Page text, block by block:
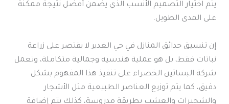
يتم اختيار التصميم الأنسب الذي يضمن أفضل نتيجة ممكنة
على المدى الطويل.
إن تنسيق حدائق المنازل في حي الغدير لا يقتصر على زراعة
نباتات فقط، بل هو عملية هندسية وجمالية متكاملة، وتعمل
شركة البساتين الخضراء على تنفيذ هذا المفهوم بشكل
دقيق، كما يتم توزيع العناصر الطبيعية مثل الأشجار
والشجيرات والعشب بطريقة مدروسة، كذلك يتم إضافة